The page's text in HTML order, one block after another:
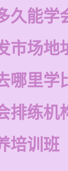
久能学
市场地
哪里学
排练机
培训班